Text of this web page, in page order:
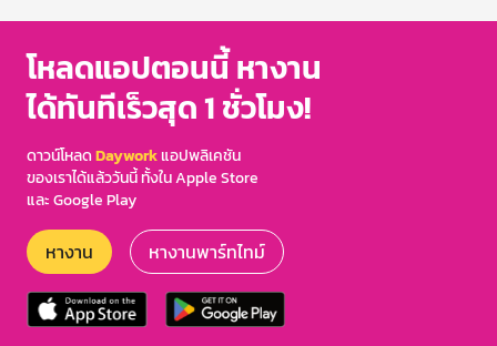
of
โหลดแอปตอนนี้ หางาน
ได้ทันทีเร็วสุด 1 ชั่วโมง!
ดาวน์โหลดDayworkแอปพลิเคชัน
ของเราได้แล้ววันนี้ ทั้งใน Apple Store
และ Google Play
หางาน หางานพาร์ทไทม์